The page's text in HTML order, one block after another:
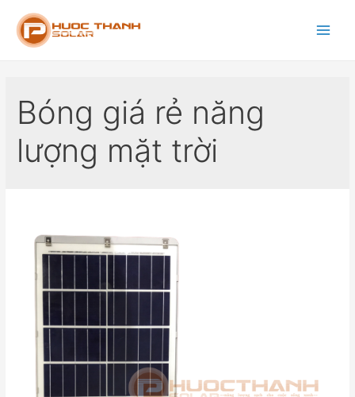
Bóng giá rẻ năng
lượng mặt trời